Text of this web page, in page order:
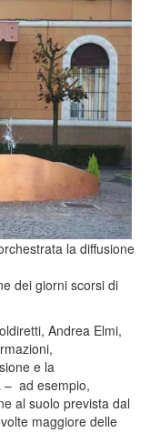
la diffusione
dei giorni scorsi di
Andrea Elmi,
e la
– ad esempio,
al suolo prevista dal
maggiore delle